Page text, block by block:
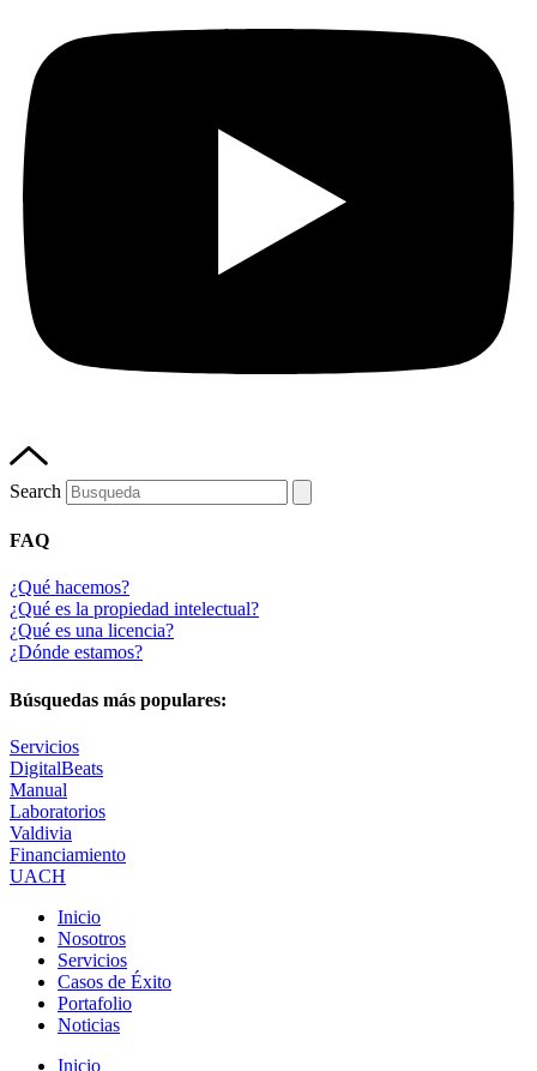
Search
FAQ
¿Qué hacemos?
¿Qué es la propiedad intelectual?
¿Qué es una licencia?
¿Dónde estamos?
Búsquedas más populares:
Servicios
DigitalBeats
Manual
Laboratorios
Valdivia
Financiamiento
UACH
Inicio
Nosotros
Servicios
Casos de Éxito
Portafolio
Noticias
Inicio